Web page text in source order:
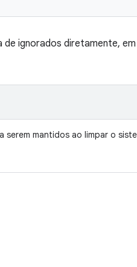
ignorados diretamente, em
a serem mantidos ao limpar o